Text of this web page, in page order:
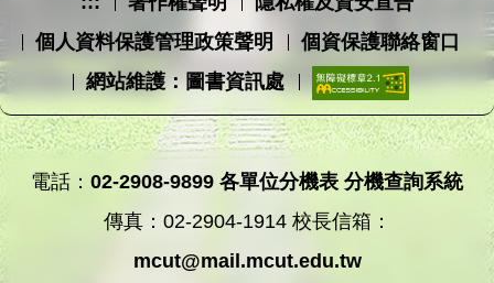
個人資料保護管理政策聲明
個資保護聯絡窗口
網站維護：圖書資訊處
電話： 02-2908-9899 各單位分機表 分機查詢系統
傳真：02-2904-1914 校長信箱：
mcut@mail.mcut.edu.tw